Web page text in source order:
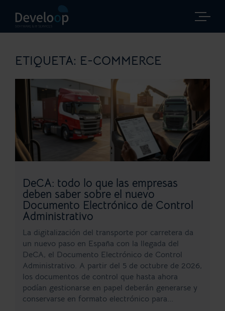
ETIQUETA: E-COMMERCE
DeCA: todo lo que las empresas
deben saber sobre el nuevo
Documento Electrónico de Control
Administrativo
La digitalización del transporte por carretera da
un nuevo paso en España con la llegada del
DeCA, el Documento Electrónico de Control
Administrativo. A partir del 5 de octubre de 2026,
los documentos de control que hasta ahora
podían gestionarse en papel deberán generarse y
conservarse en formato electrónico para...